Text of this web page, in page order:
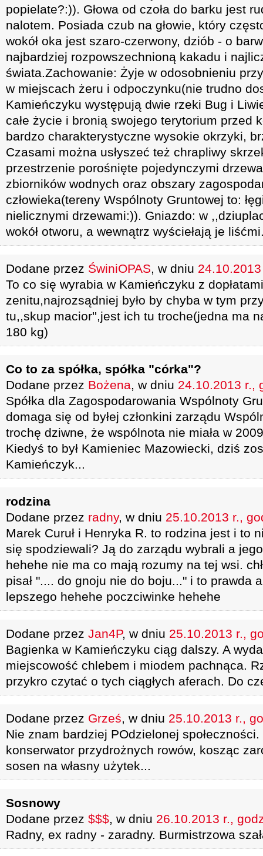
popielate?:)). Głowa od czoła do barku jest
nalotem. Posiada czub na głowie, który
wokół oka jest szaro-czerwony, dziób - o
najbardziej rozpowszechnioną kakadu i
świata.Zachowanie: Żyje w odosobnieniu
w miejscach żeru i odpoczynku(nie trudno
Kamieńczyku występują dwie rzeki Bug i
całe życie i bronią swojego terytorium przed
bardzo charakterystyczne wysokie okrzyki,
Czasami można usłyszeć też chrapliwy
przestrzenie porośnięte pojedynczymi
zbiorników wodnych oraz obszary
człowieka(tereny Wspólnoty Gruntowej to:
nielicznymi drzewami:)). Gniazdo: w
wokół otworu, a wewnątrz wyściełają je
Dodane przez ŚwiniOPAS, w dniu
To co się wyrabia w Kamieńczyku z
zenitu,najrozsądniej było by chyba w tym
tu,,skup macior'',jest ich tu troche(jedna ma
180 kg)
Co to za spółka, spółka "córka"?
Dodane przez Bożena, w dniu 24.10.2013 r.,
Spółka dla Zagospodarowania Wspólnoty
domaga się od byłej członkini zarządu
trochę dziwne, że wspólnota nie miała w
Kiedyś to był Kamieniec Mazowiecki, dziś
Kamieńczyk...
rodzina
Dodane przez radny, w dniu 25.10.2013 r.,
Marek Curuł i Henryka R. to rodzina jest i to
się spodziewali? Ją do zarządu wybrali a
hehehe nie ma co mają rozumy na tej wsi.
pisał ".... do gnoju nie do boju..." i to prawda
lepszego hehehe poczciwinke hehehe
Dodane przez Jan4P, w dniu 25.10.2013 r.,
Bagienka w Kamieńczyku ciąg dalszy. A
miejscowość chlebem i miodem pachnąca.
przykro czytać o tych ciągłych aferach. Do
Dodane przez Grześ, w dniu 25.10.2013 r.,
Nie znam bardziej POdzielonej
konserwator przydrożnych rowów, kosząc
sosen na własny użytek...
Sosnowy
Dodane przez $$$, w dniu 26.10.2013 r.,
Radny, ex radny - zaradny. Burmistrzowa